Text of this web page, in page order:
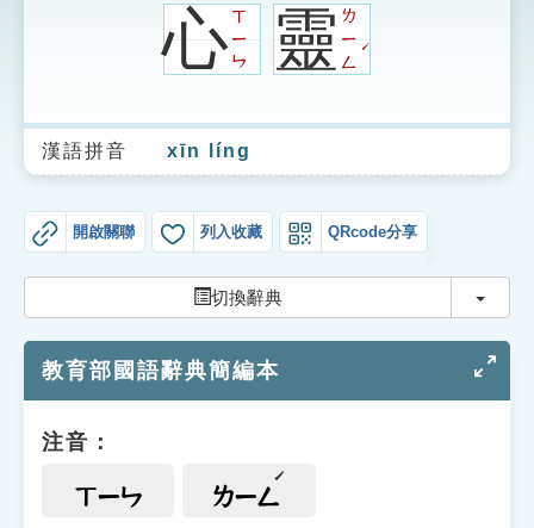
生字詞彙表
成語故事
索引選單
單字索引
遊戲專區
心ㄒ
ㄧ
ㄣ
靈ㄌ
ㄧ
ㄥ
ˊ
漢語拼音 xīn líng
開啟關聯 列入收藏 QRcode分享
切換辭典 切換
教育部國語辭典簡編本
注音：
ㄒㄧㄣ ㄌㄧㄥ